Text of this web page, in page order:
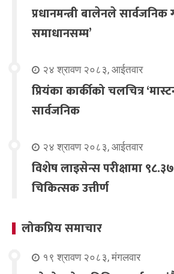
प्रधानमन्त्री बालेनले
समाधानसम्म’
२४ श्रावण २०८३, आईतवार
प्रियंका कार्कीको चलचित्र
सार्वजनिक
२४ श्रावण २०८३, आईतवार
विशेष लाइसेन्स परीक्षामा
चिकित्सक उत्तीर्ण
लोकप्रिय समाचार
१९ श्रावण २०८३, मंगलवार